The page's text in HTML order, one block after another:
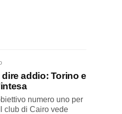
addio: Torino e
numero uno per
club di Cairo vede